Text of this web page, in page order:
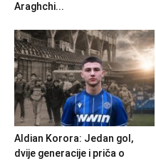
Araghchi...
Aldian Korora: Jedan gol,
dvije generacije i priča o